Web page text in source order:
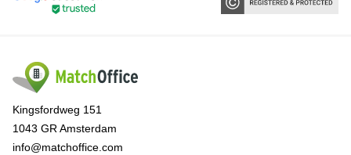
Kingsfordweg 151
1043 GR Amsterdam
info@matchoffice.com